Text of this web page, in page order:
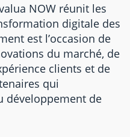
NOW réunit les
digitale des
est l’occasion de
du marché, de
clients et de
qui
développement de